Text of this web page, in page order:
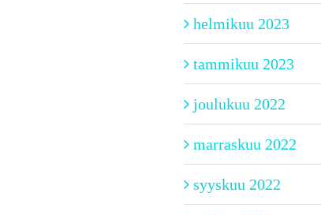
helmikuu 2023
tammikuu 2023
joulukuu 2022
marraskuu 2022
syyskuu 2022